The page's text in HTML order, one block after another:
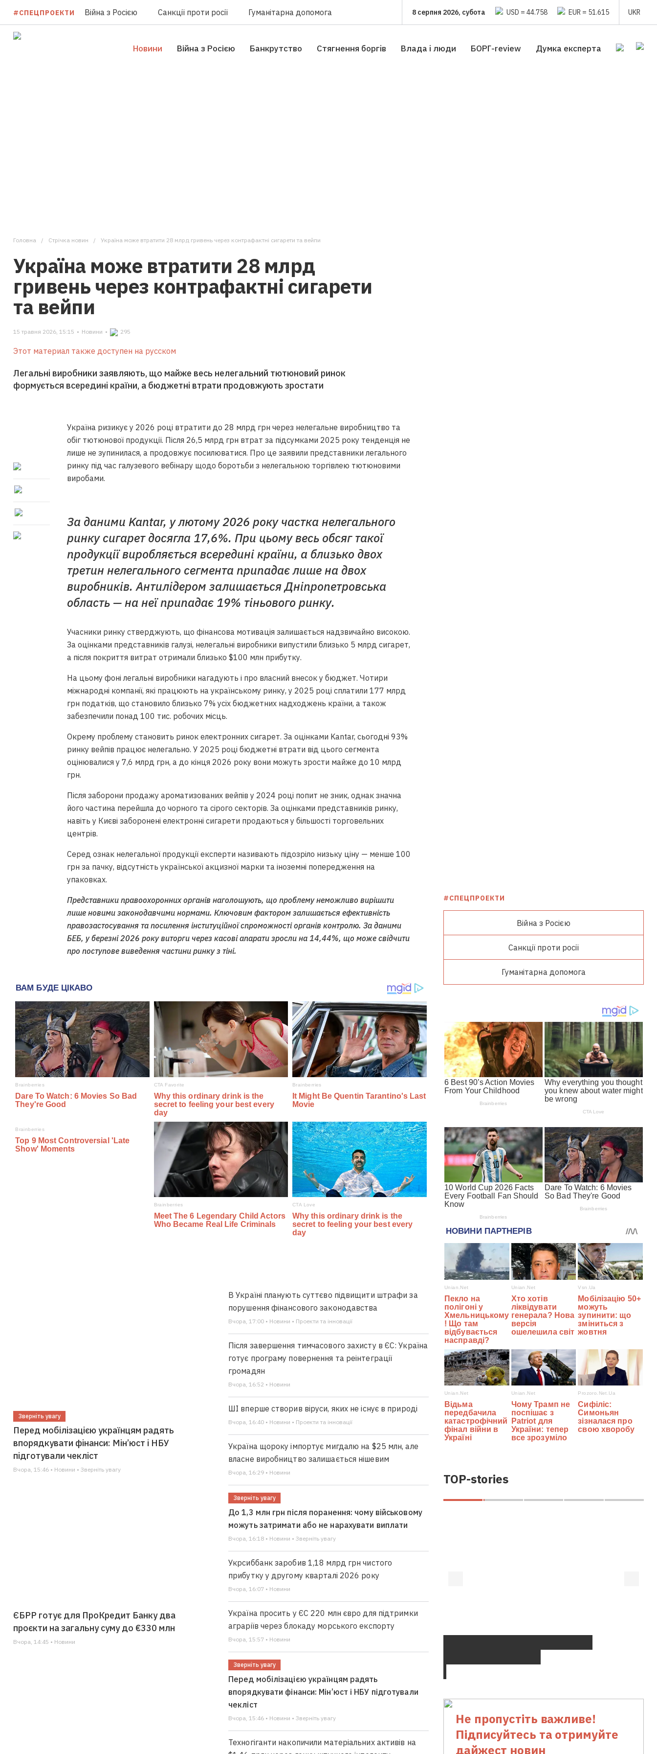
#СПЕЦПРОЕКТИ Війна з Росією Санкції проти росії Гуманітарна допомога 8 серпня 2026, субота USD = 44.758 EUR = 51.615 UKR
Новини Війна з Росією Банкрутство Стягнення боргiв Влада i люди БОРГ-review Думка експерта
Головна Стрічка новин Україна може втратити 28 млрд гривень через контрафактні сигарети та вейпи
Україна може втратити 28 млрд
гривень через контрафактні сигарети
та вейпи
15 травня 2026, 15:15 • Новини • 295
Этот материал также доступен на русском
Легальні виробники заявляють, що майже весь нелегальний тютюновий ринок
формується всередині країни, а бюджетні втрати продовжують зростати
Україна ризикує у 2026 році втратити до 28 млрд грн через нелегальне виробництво та
обіг тютюнової продукції. Після 26,5 млрд грн втрат за підсумками 2025 року тенденція не
лише не зупинилася, а продовжує посилюватися. Про це заявили представники легального
ринку під час галузевого вебінару щодо боротьби з нелегальною торгівлею тютюновими
виробами.
За даними Kantar, у лютому 2026 року частка нелегального
ринку сигарет досягла 17,6%. При цьому весь обсяг такої
продукції виробляється всередині країни, а близько двох
третин нелегального сегмента припадає лише на двох
виробників. Антилідером залишається Дніпропетровська
область — на неї припадає 19% тіньового ринку.
Учасники ринку стверджують, що фінансова мотивація залишається надзвичайно високою.
За оцінками представників галузі, нелегальні виробники випустили близько 5 млрд сигарет,
а після покриття витрат отримали близько $100 млн прибутку.
На цьому фоні легальні виробники нагадують і про власний внесок у бюджет. Чотири
міжнародні компанії, які працюють на українському ринку, у 2025 році сплатили 177 млрд
грн податків, що становило близько 7% усіх бюджетних надходжень країни, а також
забезпечили понад 100 тис. робочих місць.
Окрему проблему становить ринок електронних сигарет. За оцінками Kantar, сьогодні 93%
ринку вейпів працює нелегально. У 2025 році бюджетні втрати від цього сегмента
оцінювалися у 7,6 млрд грн, а до кінця 2026 року вони можуть зрости майже до 10 млрд
грн.
Після заборони продажу ароматизованих вейпів у 2024 році попит не зник, однак значна
його частина перейшла до чорного та сірого секторів. За оцінками представників ринку,
навіть у Києві заборонені електронні сигарети продаються у більшості торговельних
центрів.
Серед ознак нелегальної продукції експерти називають підозріло низьку ціну — менше 100
грн за пачку, відсутність української акцизної марки та іноземні попередження на
упаковках.
Представники правоохоронних органів наголошують, що проблему неможливо вирішити
лише новими законодавчими нормами. Ключовим фактором залишається ефективність
правозастосування та посилення інституційної спроможності органів контролю. За даними
БЕБ, у березні 2026 року виторги через касові апарати зросли на 14,44%, що може свідчити
про поступове виведення частини ринку з тіні.
Зверніть увагу
Перед мобілізацією українцям радять
впорядкувати фінанси: Мін’юст і НБУ
підготували чекліст
Вчора, 15:46 • Новини • Зверніть увагу
ЄБРР готує для ПроКредит Банку два
проєкти на загальну суму до €330 млн
Вчора, 14:45 • Новини
В Україні планують суттєво підвищити штрафи за
порушення фінансового законодавства
Вчора, 17:00 • Новини • Проекти та інновації
Після завершення тимчасового захисту в ЄС: Україна
готує програму повернення та реінтеграції
громадян
Вчора, 16:52 • Новини
ШІ вперше створив віруси, яких не існує в природі
Вчора, 16:40 • Новини • Проекти та інновації
Україна щороку імпортує мигдалю на $25 млн, але
власне виробництво залишається нішевим
Вчора, 16:29 • Новини
Зверніть увагу
До 1,3 млн грн після поранення: чому військовому
можуть затримати або не нарахувати виплати
Вчора, 16:18 • Новини • Зверніть увагу
Укрсиббанк заробив 1,18 млрд грн чистого
прибутку у другому кварталі 2026 року
Вчора, 16:07 • Новини
Україна просить у ЄС 220 млн євро для підтримки
аграріїв через блокаду морського експорту
Вчора, 15:57 • Новини
Зверніть увагу
Перед мобілізацією українцям радять
впорядкувати фінанси: Мін’юст і НБУ підготували
чекліст
Вчора, 15:46 • Новини • Зверніть увагу
Техногіганти накопичили матеріальних активів на
#СПЕЦПРОЕКТИ
Війна з Росією
Санкції проти росії
Гуманітарна допомога
TOP-stories